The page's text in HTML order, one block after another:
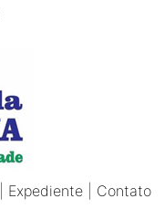
Expediente Contato